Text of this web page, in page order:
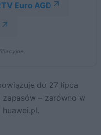
Euro AGD
do 27 lipca
– zarówno w